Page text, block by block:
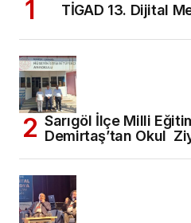
TİGAD 13. Dijital
Sarıgöl İlçe Milli
Demirtaş’tan Okul